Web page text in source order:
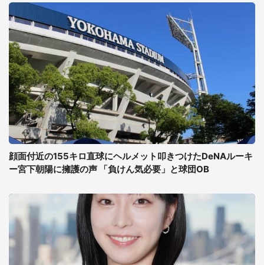
顔面付近の155キロ直球にヘルメット叩きつけたDeNAルーキ
ー宮下朝陽に擁護の声 「負けん気必要」と球団OB